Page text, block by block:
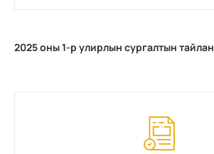
2025 оны 1-р улирлын сургалтын тайлан